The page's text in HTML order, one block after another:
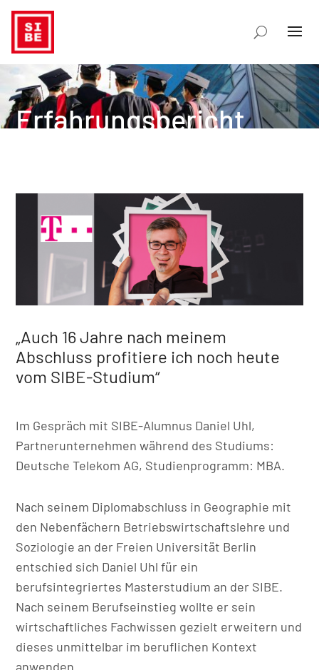
Erfahrungsbericht
„Auch 16 Jahre nach meinem
Abschluss profitiere ich noch heute
vom SIBE-Studium“
Im Gespräch mit SIBE-Alumnus Daniel Uhl,
Partnerunternehmen während des Studiums:
Deutsche Telekom AG, Studienprogramm: MBA.
Nach seinem Diplomabschluss in Geographie mit
den Nebenfächern Betriebswirtschaftslehre und
Soziologie an der Freien Universität Berlin
entschied sich Daniel Uhl für ein
berufsintegriertes Masterstudium an der SIBE.
Nach seinem Berufseinstieg wollte er sein
wirtschaftliches Fachwissen gezielt erweitern und
dieses unmittelbar im beruflichen Kontext
anwenden.